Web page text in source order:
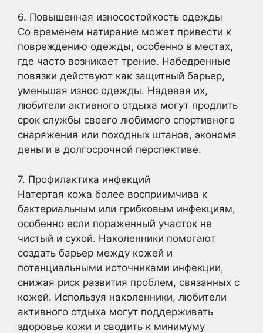
6. Повышенная износостойкость одежды
Со временем натирание может привести к
повреждению одежды, особенно в местах,
где часто возникает трение. Набедренные
повязки действуют как защитный барьер,
уменьшая износ одежды. Надевая их,
любители активного отдыха могут продлить
срок службы своего любимого спортивного
снаряжения или походных штанов, экономя
деньги в долгосрочной перспективе.
7. Профилактика инфекций
Натертая кожа более восприимчива к
бактериальным или грибковым инфекциям,
особенно если пораженный участок не
чистый и сухой. Наколенники помогают
создать барьер между кожей и
потенциальными источниками инфекции,
снижая риск развития проблем, связанных с
кожей. Используя наколенники, любители
активного отдыха могут поддерживать
здоровье кожи и сводить к минимуму